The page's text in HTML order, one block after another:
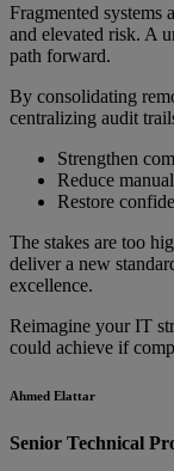
Fragmented systems
and elevated risk. A
path forward.
By consolidating
centralizing audit
Strengthen
Reduce
Restore
The stakes are too
deliver a new
excellence.
Reimagine your IT
could achieve if
Ahmed Elattar
Senior Technical